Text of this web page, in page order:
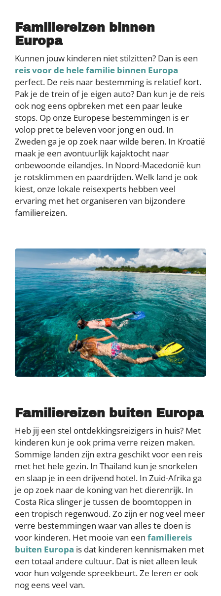
Familiereizen binnen
Europa
Kunnen jouw kinderen niet stilzitten? Dan is een
reis voor de hele familie binnen Europa
perfect. De reis naar bestemming is relatief kort.
Pak je de trein of je eigen auto? Dan kun je de reis
ook nog eens opbreken met een paar leuke
stops. Op onze Europese bestemmingen is er
volop pret te beleven voor jong en oud. In
Zweden ga je op zoek naar wilde beren. In Kroatië
maak je een avontuurlijk kajaktocht naar
onbewoonde eilandjes. In Noord-Macedonië kun
je rotsklimmen en paardrijden. Welk land je ook
kiest, onze lokale reisexperts hebben veel
ervaring met het organiseren van bijzondere
familiereizen.
Familiereizen buiten Europa
Heb jij een stel ontdekkingsreizigers in huis? Met
kinderen kun je ook prima verre reizen maken.
Sommige landen zijn extra geschikt voor een reis
met het hele gezin. In Thailand kun je snorkelen
en slaap je in een drijvend hotel. In Zuid-Afrika ga
je op zoek naar de koning van het dierenrijk. In
Costa Rica slinger je tussen de boomtoppen in
een tropisch regenwoud. Zo zijn er nog veel meer
verre bestemmingen waar van alles te doen is
voor kinderen. Het mooie van een familiereis
buiten Europa is dat kinderen kennismaken met
een totaal andere cultuur. Dat is niet alleen leuk
voor hun volgende spreekbeurt. Ze leren er ook
nog eens veel van.